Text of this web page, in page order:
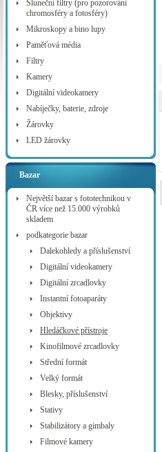
Sluneční filtry (pro pozorování
chromosféry a fotosféry)
Mikroskopy a bino lupy
Paměťová média
Filtry
Kamery
Digitální videokamery
Nabíječky, baterie, zdroje
Žárovky
LED žárovky
Bazar
Největší bazar s fototechnikou v
ČR více než 15.000 výrobků
skladem
podkategorie bazar
Dalekohledy a příslušenství
Digitální videokamery
Digitální zrcadlovky
Instantní fotoaparáty
Objektivy
Hledáčkové přístroje
Kinofilmové zrcadlovky
Střední formát
Velký formát
Blesky, příslušenství
Stativy
Stabilizátory a gimbaly
Filmové kamery